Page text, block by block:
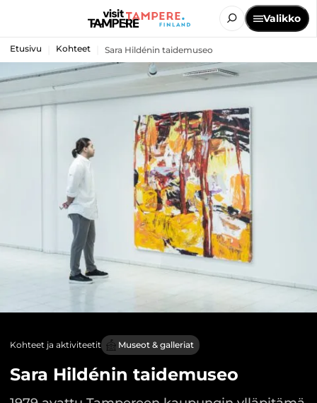
Valikko
Etusivu Kohteet Sara Hildénin taidemuseo
Kohteet ja aktiviteetit Museot & galleriat
Sara Hildénin taidemuseo